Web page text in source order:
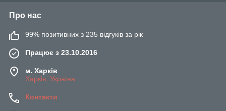
Про нас
99% позитивних з 235 відгуків за рік
Працює з 23.10.2016
м. Харків
Харків, Україна
Контакти